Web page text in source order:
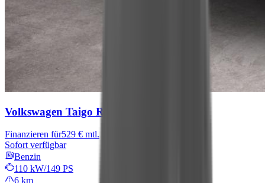
Volkswagen Taigo R-Line
Finanzieren für529 € mtl.
Sofort verfügbar
Benzin
110 kW/149 PS
6 km